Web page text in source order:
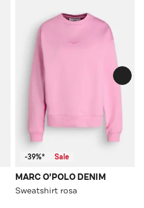
-39%* Sale
MARC O'POLO DENIM
Sweatshirt rosa